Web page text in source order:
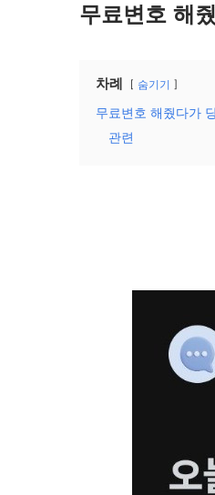
무료변호 해
차례 숨기기
무료변호 해줬다가
관련